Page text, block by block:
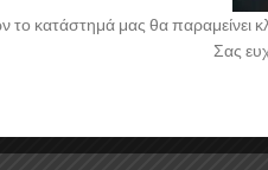
κατάστημά μας θα παραμείνει
Σας